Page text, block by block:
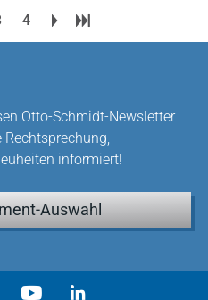
4
Otto-Schmidt-Newsletter
informiert!
Auswahl